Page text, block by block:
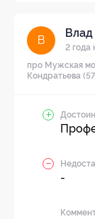
В
Влад
2 года
про Мужская
Кондратьева
-